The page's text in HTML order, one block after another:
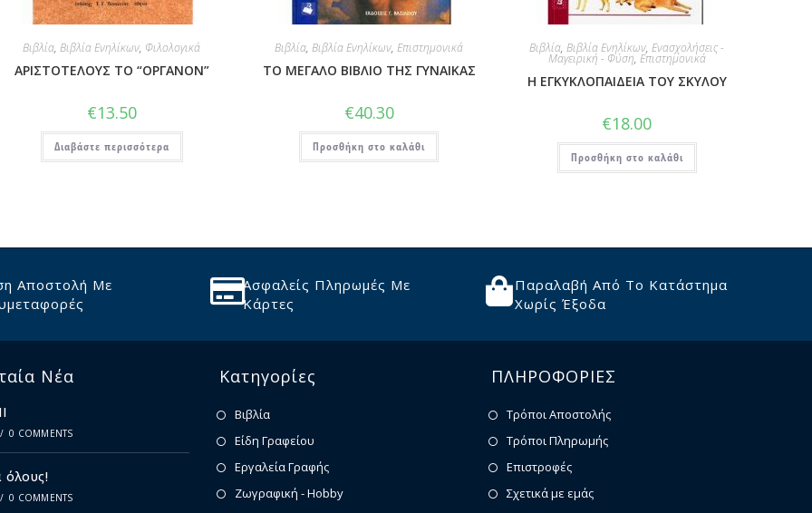
Βιβλία,Βιβλία Ενηλίκων, Φιλολογικά
ΑΡΙΣΤΟΤΕΛΟΥΣ ΤΟ “ΟΡΓΑΝΟΝ”
€13.50
Διαβάστε περισσότερα
Βιβλία,Βιβλία Ενηλίκων,Επιστημονικά
ΤΟ ΜΕΓΑΛΟ ΒΙΒΛΙΟ ΤΗΣ ΓΥΝΑΙΚΑΣ
€40.30
Προσθήκη στο καλάθι
Βιβλία,Βιβλία Ενηλίκων,Ενασχολήσεις -
Μαγειρική - Φύση, Επιστημονικά
Η ΕΓΚΥΚΛΟΠΑΙΔΕΙΑ ΤΟΥ ΣΚΥΛΟΥ
€18.00
Προσθήκη στο καλάθι
Αποστολή Με
Ασφαλείς Πληρωμές Με
Κάρτες
Παραλαβή Από Το Κατάστημα
Χωρίς Έξοδα
Νέα
/ 0 COMMENTS
όλους!
/ 0 COMMENTS
Κατηγορίες
Βιβλία
Είδη Γραφείου
Εργαλεία Γραφής
Ζωγραφική - Hobby
ΠΛΗΡΟΦΟΡΙΕΣ
Τρόποι Αποστολής
Τρόποι Πληρωμής
Επιστροφές
Σχετικά με εμάς